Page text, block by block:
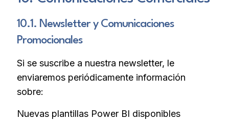
10.1. Newsletter y Comunicaciones
Promocionales
Si se suscribe a nuestra newsletter, le
enviaremos periódicamente información
sobre:
Nuevas plantillas Power BI disponibles